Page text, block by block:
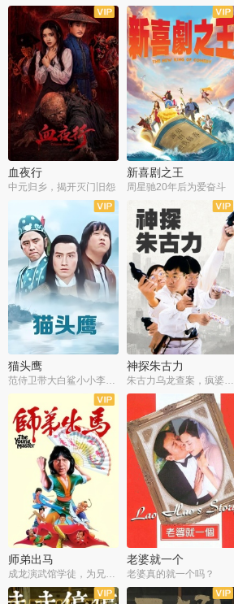
血夜行
中元归乡，揭开灭门旧怨
新喜剧之王
周星驰20年后为爱奋斗
猫头鹰
范侍卫带大白鲨小小李破案寻妃
神探朱古力
朱古力乌龙查案，疯婆子神助攻
师弟出马
成龙演武馆学徒，为兄搏命战黑道
老婆就一个
老婆真的就一个吗？